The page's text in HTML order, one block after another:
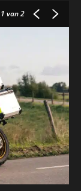
1 van 2